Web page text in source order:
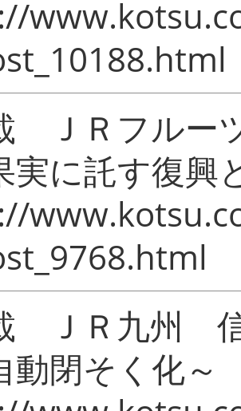
ＪＲフルー
に託す復興
ＪＲ九州 信
動閉そく化～